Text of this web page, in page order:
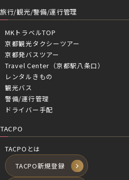
旅行/観光/警備/運行管理
MKトラベルTOP
京都観光タクシーツアー
京都発バスツアー
Travel Center（京都駅八条口）
レンタルきもの
観光バス
警備/運行管理
ドライバー手配
TACPO
TACPOとは
TACPO新規登録